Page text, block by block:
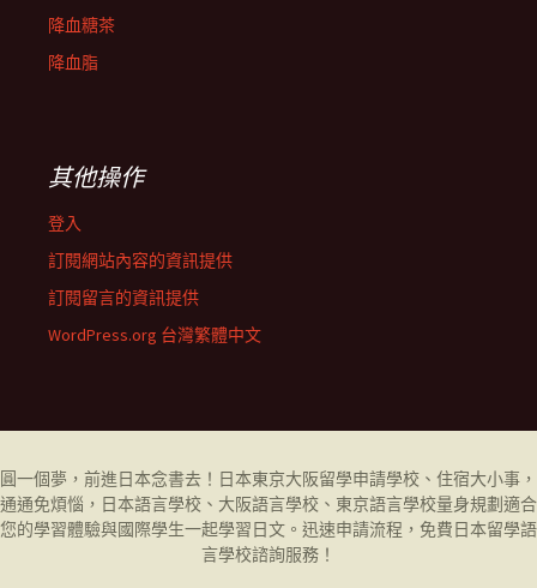
降血糖茶
降血脂
其他操作
登入
訂閱網站內容的資訊提供
訂閱留言的資訊提供
WordPress.org 台灣繁體中文
圓一個夢，前進日本念書去！日本東京大阪留學申請學校、住宿大小事，
通通免煩惱，日本語言學校、大阪語言學校、東京語言學校量身規劃適合
您的學習體驗與國際學生一起學習日文。迅速申請流程，免費日本留學語
言學校諮詢服務！